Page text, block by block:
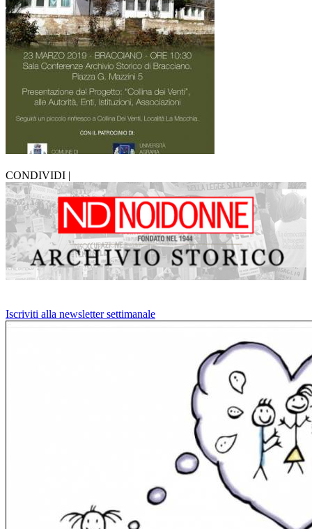
CONDIVIDI |
Iscriviti alla newsletter settimanale